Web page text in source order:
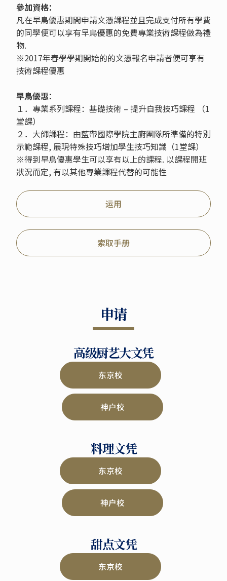
參加資格：
凡在早鳥優惠期間申請文憑課程並且完成支付所有學費
的同學便可以享有早鳥優惠的免費專業技術課程做為禮
物.
※2017年春學學期開始的的文憑報名申請者便可享有
技術課程優惠
早鳥優惠：
１．專業系列課程：基礎技術 – 提升自我技巧課程 （1
堂課）
２．大師課程：由藍帶國際學院主廚團隊所準備的特別
示範課程, 展現特殊技巧增加學生技巧知識（1堂課）
※得到早鳥優惠學生可以享有以上的課程. 以課程開班
狀況而定, 有以其他專業課程代替的可能性
运用
索取手册
申请
高级厨艺大文凭
东京校
神户校
料理文凭
东京校
神户校
甜点文凭
东京校